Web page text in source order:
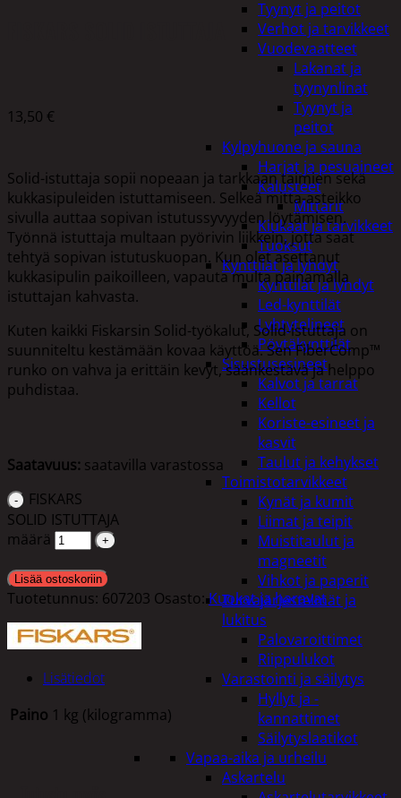
Tyynyt ja peitot
Verhot ja tarvikkeet
Vuodevaatteet
Lakanat ja
tyynynlinat
Tyynyt ja
peitot
Kylpyhuone ja sauna
Harjat ja pesuaineet
Kalusteet
Mittarit
Kiukaat ja tarvikkeet
Tuoksut
Kynttilät ja lyhdyt
Kynttilät ja lyhdyt
Led-kynttilät
Lyhtytelineet
Pöytäkynttilät
Sisustusesineet
Kalvot ja tarrat
Kellot
Koriste-esineet ja
kasvit
Taulut ja kehykset
Toimistotarvikkeet
Kynät ja kumit
Liimat ja teipit
Muistitaulut ja
magneetit
Vihkot ja paperit
Turvajärjestelmät ja
lukitus
Palovaroittimet
Riippulukot
Varastointi ja säilytys
Hyllyt ja -
kannattimet
Säilytyslaatikot
Vapaa-aika ja urheilu
Askartelu
13,50 €
Solid-istuttaja sopii nopeaan ja tarkkaan taimien sekä
kukkasipuleiden istuttamiseen. Selkeä mitta-asteikko
sivulla auttaa sopivan istutussyvyyden löytämisen.
Työnnä istuttaja multaan pyörivin liikkein, jotta saat
tehtyä sopivan istutuskuopan. Kun olet asettanut
kukkasipulin paikoilleen, vapauta multa painamalla
istuttajan kahvasta.
Kuten kaikki Fiskarsin Solid-työkalut, Solid-istuttaja on
suunniteltu kestämään kovaa käyttöä. Sen FiberComp™
runko on vahva ja erittäin kevyt, säänkestävä ja helppo
puhdistaa.
Saatavuus: saatavilla varastossa
FISKARS
SOLID ISTUTTAJA
määrä
Lisää ostoskoriin
Tuotetunnus: 607203 Osasto:Kuokat ja haravat
Lisätiedot
Paino 1 kg (kilogramma)